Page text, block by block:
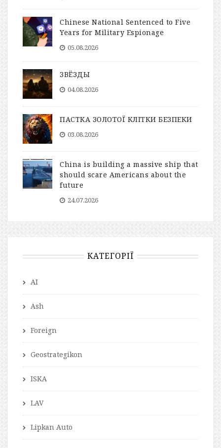
Chinese National Sentenced to Five
Years for Military Espionage
05.08.2026
ЗВЁЗДЫ
04.08.2026
ПАСТКА ЗОЛОТОЇ КЛІТКИ БЕЗПЕКИ
03.08.2026
China is building a massive ship that
should scare Americans about the
future
24.07.2026
КАТЕГОРІЇ
AI
Ash
Foreign
Geostrategikon
ISKA
LAV
Lipkan Auto